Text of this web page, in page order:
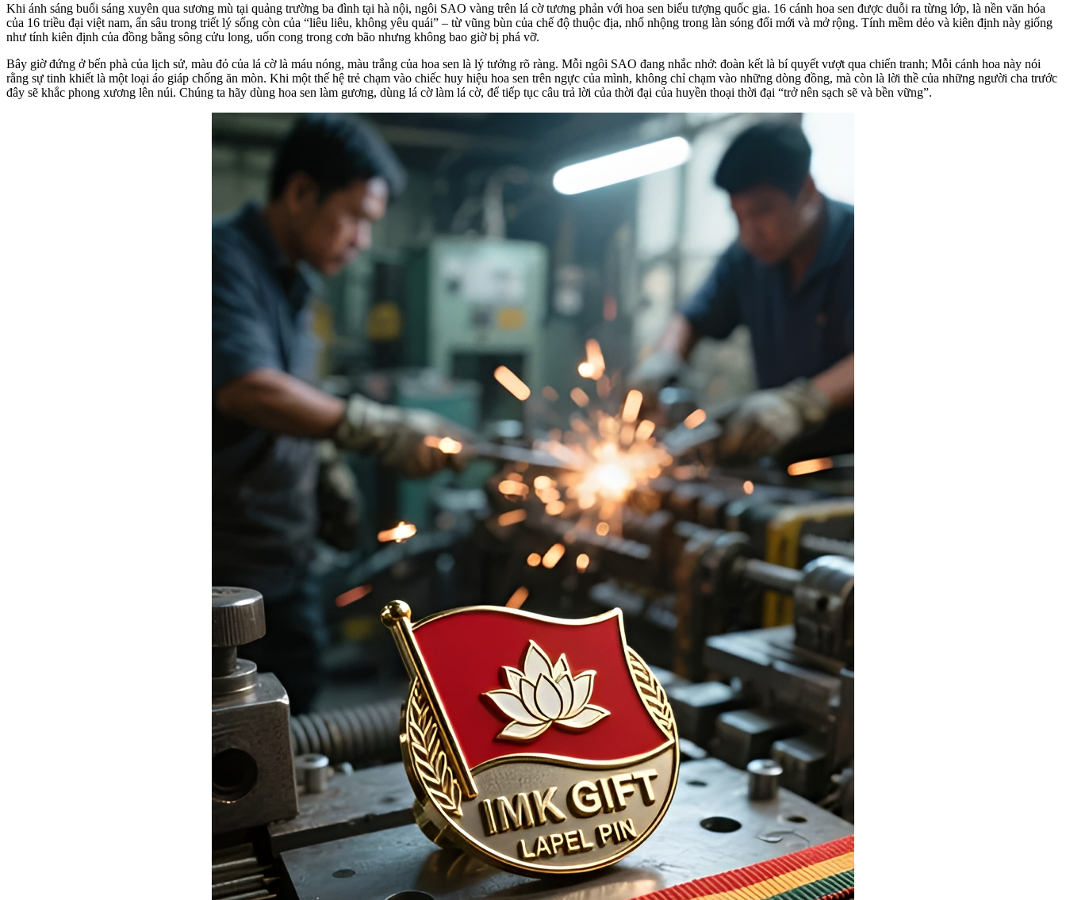
Khi ánh sáng buổi sáng xuyên qua sương mù tại quảng trường ba đình tại hà nội, ngôi SAO vàng trên lá cờ tương phản với hoa sen biểu tượng quốc gia. 16 cánh hoa sen được duỗi ra từng lớp, là nền văn hóa
của 16 triều đại việt nam, ẩn sâu trong triết lý sống còn của “liêu liêu, không yêu quái” – từ vũng bùn của chế độ thuộc địa, nhổ nhộng trong làn sóng đổi mới và mở rộng. Tính mềm dẻo và kiên định này giống
như tính kiên định của đồng bằng sông cửu long, uốn cong trong cơn bão nhưng không bao giờ bị phá vỡ.
Bây giờ đứng ở bến phà của lịch sử, màu đỏ của lá cờ là máu nóng, màu trắng của hoa sen là lý tưởng rõ ràng. Mỗi ngôi SAO đang nhắc nhở: đoàn kết là bí quyết vượt qua chiến tranh; Mỗi cánh hoa này nói
rằng sự tinh khiết là một loại áo giáp chống ăn mòn. Khi một thế hệ trẻ chạm vào chiếc huy hiệu hoa sen trên ngực của mình, không chỉ chạm vào những dòng đồng, mà còn là lời thề của những người cha trước
đây sẽ khắc phong xương lên núi. Chúng ta hãy dùng hoa sen làm gương, dùng lá cờ làm lá cờ, để tiếp tục câu trả lời của thời đại của huyền thoại thời đại “trở nên sạch sẽ và bền vững”.